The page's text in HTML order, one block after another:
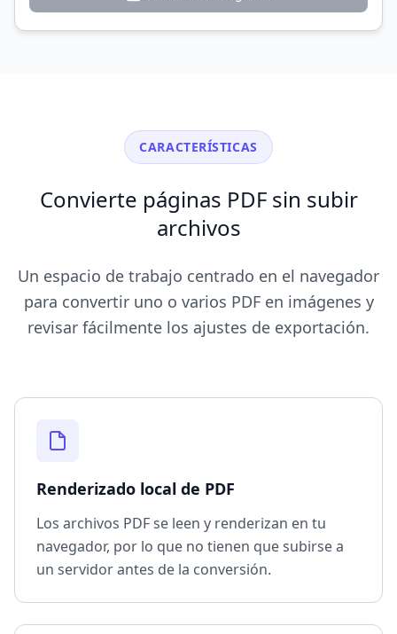
CARACTERÍSTICAS
Convierte páginas PDF sin subir
archivos
Un espacio de trabajo centrado en el navegador
para convertir uno o varios PDF en imágenes y
revisar fácilmente los ajustes de exportación.
Renderizado local de PDF
Los archivos PDF se leen y renderizan en tu
navegador, por lo que no tienen que subirse a
un servidor antes de la conversión.